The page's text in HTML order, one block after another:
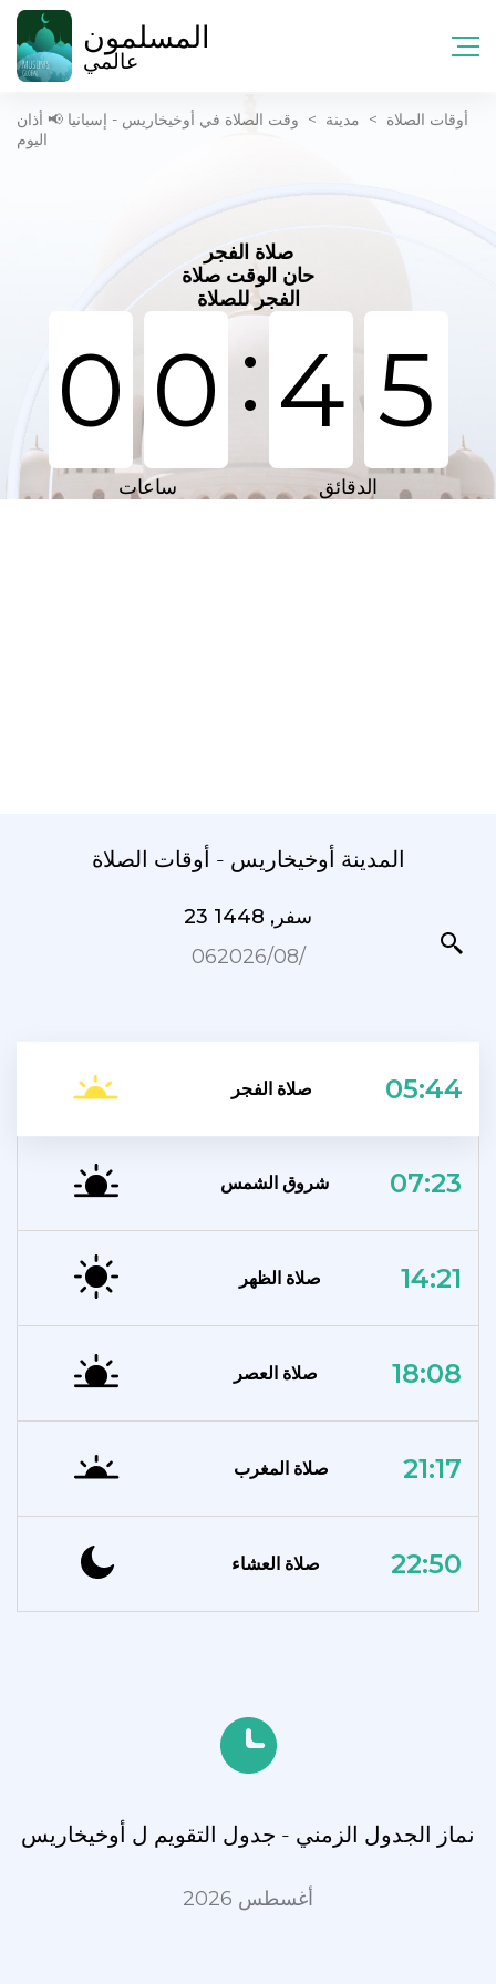
المسلمون
عالمي
أوقات الصلاة > مدينة > وقت الصلاة في أوخيخاريس - إسبانيا 📢 أذان
اليوم
صلاة الفجر
حان الوقت صلاة
الفجر للصلاة
0 0: 4 5
ساعات الدقائق
المدينة أوخيخاريس - أوقات الصلاة
23 سفر, 1448
06‏/08‏/2026
صلاة الفجر 05:44
شروق الشمس 07:23
صلاة الظهر 14:21
صلاة العصر 18:08
صلاة المغرب 21:17
صلاة العشاء 22:50
نماز الجدول الزمني - جدول التقويم ل أوخيخاريس
أغسطس 2026